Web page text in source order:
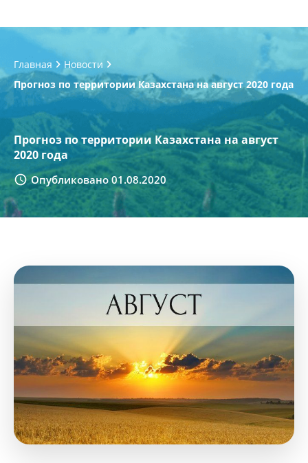
Главная
Новости
Прогноз по территории Казахстана на август 2020 года
Прогноз по территории Казахстана на август
2020 года
Опубликовано 01.08.2020